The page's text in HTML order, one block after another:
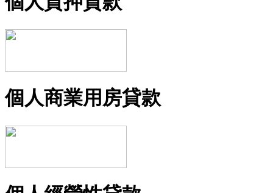
個人商業用房貸款